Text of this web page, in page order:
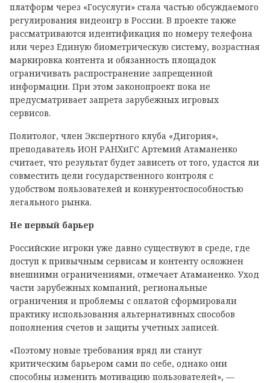
платформ через «Госуслуги» стала частью обсуждаемого
регулирования видеоигр в России. В проекте также
рассматриваются идентификация по номеру телефона
или через Единую биометрическую систему, возрастная
маркировка контента и обязанность площадок
ограничивать распространение запрещенной
информации. При этом законопроект пока не
предусматривает запрета зарубежных игровых
сервисов.
Политолог, член Экспертного клуба «Дигория»,
преподаватель ИОН РАНХиГС Артемий Атаманенко
считает, что результат будет зависеть от того, удастся ли
совместить цели государственного контроля с
удобством пользователей и конкурентоспособностью
легального рынка.
Не первый барьер
Российские игроки уже давно существуют в среде, где
доступ к привычным сервисам и контенту осложнен
внешними ограничениями, отмечает Атаманенко. Уход
части зарубежных компаний, региональные
ограничения и проблемы с оплатой сформировали
практику использования альтернативных способов
пополнения счетов и защиты учетных записей.
«Поэтому новые требования вряд ли станут
критическим барьером сами по себе, однако они
способны изменить мотивацию пользователей», —